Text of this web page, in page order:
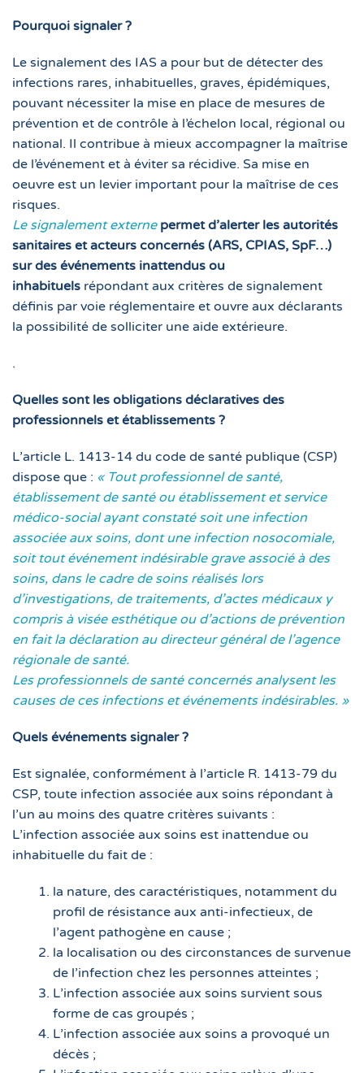
Pourquoi signaler ?
Le signalement des IAS a pour but de détecter des
infections rares, inhabituelles, graves, épidémiques,
pouvant nécessiter la mise en place de mesures de
prévention et de contrôle à l’échelon local, régional ou
national. Il contribue à mieux accompagner la maîtrise
de l’événement et à éviter sa récidive. Sa mise en
oeuvre est un levier important pour la maîtrise de ces
risques.
Le signalement externe permet d’alerter les autorités
sanitaires et acteurs concernés (ARS, CPIAS, SpF…)
sur des événements inattendus ou
inhabituels répondant aux critères de signalement
définis par voie réglementaire et ouvre aux déclarants
la possibilité de solliciter une aide extérieure.
.
Quelles sont les obligations déclaratives des
professionnels et établissements ?
L’article L. 1413-14 du code de santé publique (CSP)
dispose que : « Tout professionnel de santé,
établissement de santé ou établissement et service
médico-social ayant constaté soit une infection
associée aux soins, dont une infection nosocomiale,
soit tout événement indésirable grave associé à des
soins, dans le cadre de soins réalisés lors
d’investigations, de traitements, d’actes médicaux y
compris à visée esthétique ou d’actions de prévention
en fait la déclaration au directeur général de l’agence
régionale de santé.
Les professionnels de santé concernés analysent les
causes de ces infections et événements indésirables. »
Quels événements signaler ?
Est signalée, conformément à l’article R. 1413-79 du
CSP, toute infection associée aux soins répondant à
l’un au moins des quatre critères suivants :
L’infection associée aux soins est inattendue ou
inhabituelle du fait de :
la nature, des caractéristiques, notamment du
profil de résistance aux anti-infectieux, de
l’agent pathogène en cause ;
la localisation ou des circonstances de survenue
de l’infection chez les personnes atteintes ;
L’infection associée aux soins survient sous
forme de cas groupés ;
L’infection associée aux soins a provoqué un
décès ;